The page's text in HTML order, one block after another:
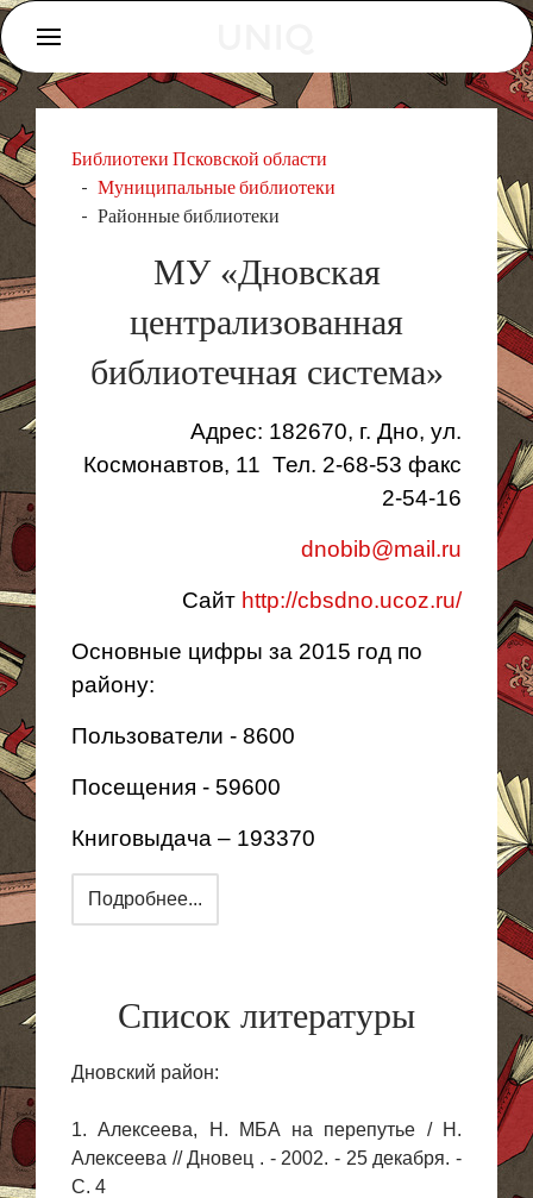
Библиотеки Псковской области
Муниципальные библиотеки
Районные библиотеки
МУ «Дновская
централизованная
библиотечная система»
Адрес: 182670, г. Дно, ул.
Космонавтов, 11 Тел. 2-68-53 факс
2-54-16
dnobib@mail.ru
Сайт http://cbsdno.ucoz.ru/
Основные цифры за 2015 год по
району:
Пользователи - 8600
Посещения - 59600
Книговыдача – 193370
Подробнее...
Список литературы
Дновский район:
1. Алексеева, Н. МБА на перепутье / Н.
Алексеева // Дновец . - 2002. - 25 декабря. -
С. 4